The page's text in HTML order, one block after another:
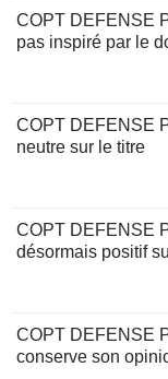
COPT DEFENSE
pas inspiré par le
COPT DEFENSE
neutre sur le titre
COPT DEFENSE
désormais positif
COPT DEFENSE
conserve son